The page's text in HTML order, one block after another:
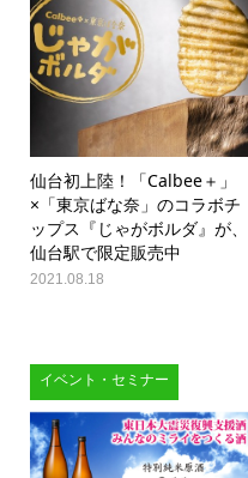
仙台初上陸！「Calbee＋」
×「東京ばな奈」のコラボチ
ップス『じゃがボルダ』が、
仙台駅で限定販売中
2021.08.18
イベント・セミナー